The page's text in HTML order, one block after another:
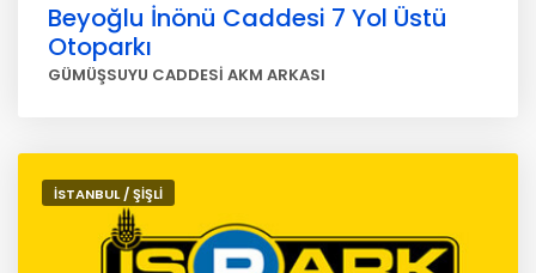
Beyoğlu İnönü Caddesi 7 Yol Üstü
Otoparkı
GÜMÜŞSUYU CADDESİ AKM ARKASI
İSTANBUL / ŞİŞLİ